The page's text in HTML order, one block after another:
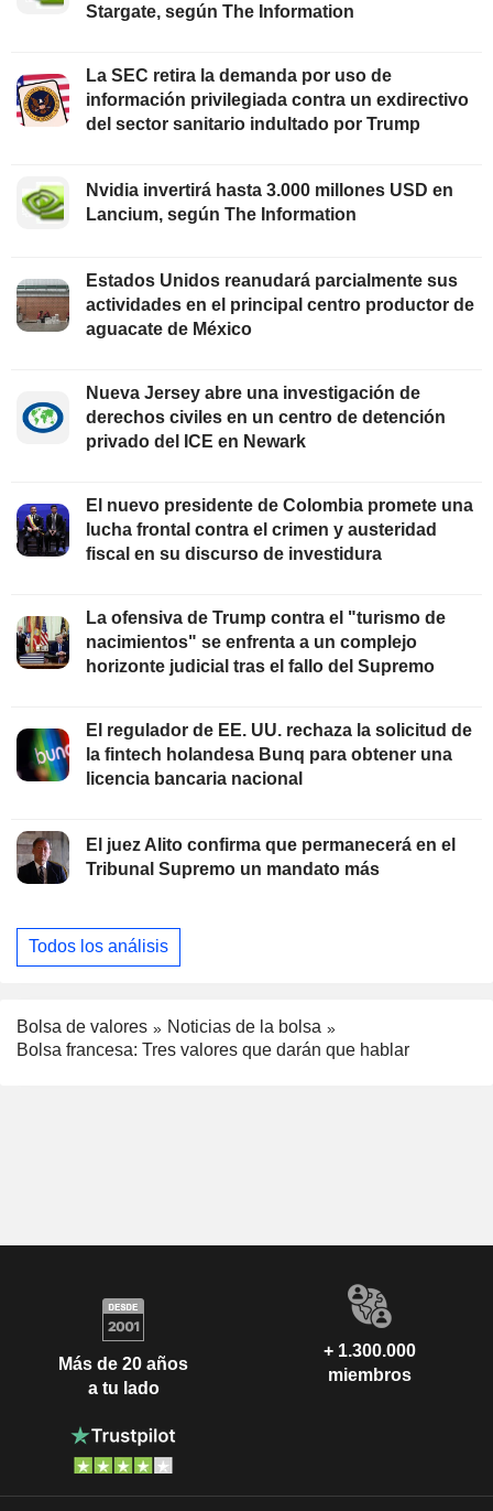
Stargate, según The Information
La SEC retira la demanda por uso de
información privilegiada contra un exdirectivo
del sector sanitario indultado por Trump
Nvidia invertirá hasta 3.000 millones USD en
Lancium, según The Information
Estados Unidos reanudará parcialmente sus
actividades en el principal centro productor de
aguacate de México
Nueva Jersey abre una investigación de
derechos civiles en un centro de detención
privado del ICE en Newark
El nuevo presidente de Colombia promete una
lucha frontal contra el crimen y austeridad
fiscal en su discurso de investidura
La ofensiva de Trump contra el "turismo de
nacimientos" se enfrenta a un complejo
horizonte judicial tras el fallo del Supremo
El regulador de EE. UU. rechaza la solicitud de
la fintech holandesa Bunq para obtener una
licencia bancaria nacional
El juez Alito confirma que permanecerá en el
Tribunal Supremo un mandato más
Todos los análisis
Bolsa de valores
Noticias de la bolsa
Bolsa francesa: Tres valores que darán que hablar
Más de 20 años
a tu lado
+ 1.300.000
miembros